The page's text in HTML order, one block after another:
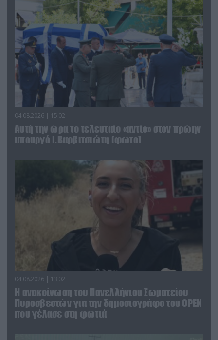
04.08.2026 | 15:02
Αυτή την ώρα το τελευταίο «αντίο» στον πρώην
υπουργό Ι.Βαρβιτσιώτη (φωτο)
04.08.2026 | 13:02
Η ανακοίνωση του Πανελλήνιου Σωματείου
Πυροσβεστών για την δημοσιογράφο του OPEN
που γέλασε στη φωτιά